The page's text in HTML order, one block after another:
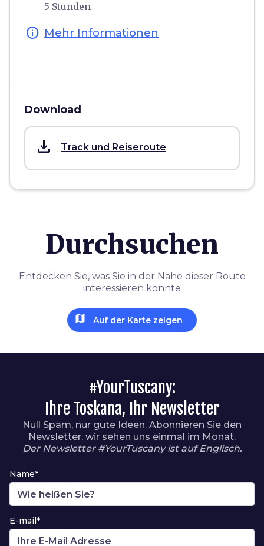
5 Stunden
info Mehr Informationen
Download
save_alt Track und Reiseroute
Durchsuchen
Entdecken Sie, was Sie in der Nähe dieser Route
interessieren könnte
map Auf der Karte zeigen
#YourTuscany:
Ihre Toskana, Ihr Newsletter
Null Spam, nur gute Ideen. Abonnieren Sie den
Newsletter, wir sehen uns einmal im Monat.
Der Newsletter #YourTuscany ist auf Englisch.
Name*
E-mail*